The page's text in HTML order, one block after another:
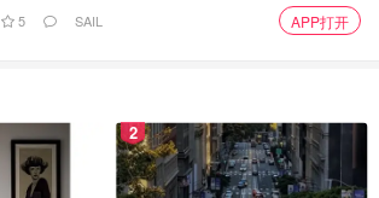
5 SAIL APP打开
2